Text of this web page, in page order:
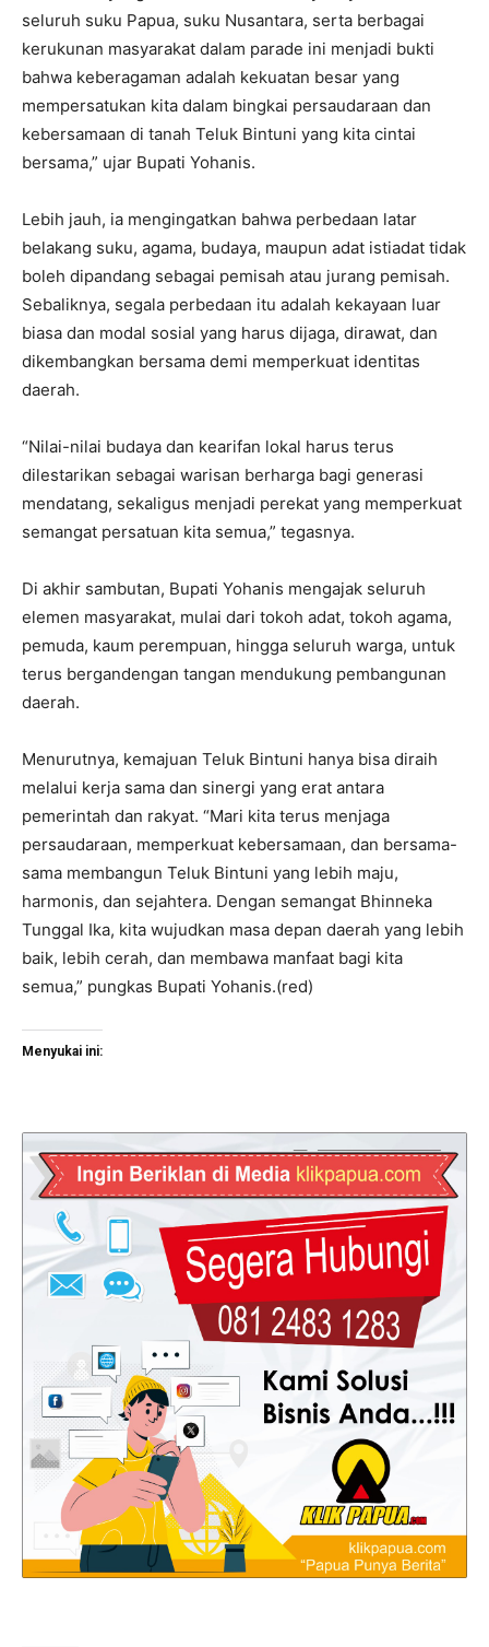
seluruh suku Papua, suku Nusantara, serta berbagai
kerukunan masyarakat dalam parade ini menjadi bukti
bahwa keberagaman adalah kekuatan besar yang
mempersatukan kita dalam bingkai persaudaraan dan
kebersamaan di tanah Teluk Bintuni yang kita cintai
bersama,” ujar Bupati Yohanis.
Lebih jauh, ia mengingatkan bahwa perbedaan latar
belakang suku, agama, budaya, maupun adat istiadat tidak
boleh dipandang sebagai pemisah atau jurang pemisah.
Sebaliknya, segala perbedaan itu adalah kekayaan luar
biasa dan modal sosial yang harus dijaga, dirawat, dan
dikembangkan bersama demi memperkuat identitas
daerah.
“Nilai-nilai budaya dan kearifan lokal harus terus
dilestarikan sebagai warisan berharga bagi generasi
mendatang, sekaligus menjadi perekat yang memperkuat
semangat persatuan kita semua,” tegasnya.
Di akhir sambutan, Bupati Yohanis mengajak seluruh
elemen masyarakat, mulai dari tokoh adat, tokoh agama,
pemuda, kaum perempuan, hingga seluruh warga, untuk
terus bergandengan tangan mendukung pembangunan
daerah.
Menurutnya, kemajuan Teluk Bintuni hanya bisa diraih
melalui kerja sama dan sinergi yang erat antara
pemerintah dan rakyat. “Mari kita terus menjaga
persaudaraan, memperkuat kebersamaan, dan bersama-
sama membangun Teluk Bintuni yang lebih maju,
harmonis, dan sejahtera. Dengan semangat Bhinneka
Tunggal Ika, kita wujudkan masa depan daerah yang lebih
baik, lebih cerah, dan membawa manfaat bagi kita
semua,” pungkas Bupati Yohanis.(red)
Menyukai ini: